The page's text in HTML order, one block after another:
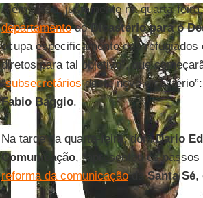
Além disso, justamente na quarta-
departamentodoDicastério para o
ocupa especificamente dos
diretos para tal objetivo”, que
“subsecretáriosdeste novo
Fabio Baggio.
Na tarde da quarta-feira, domDario
Comunicação, “apresentou os
reforma da comunicaçãodaSanta Sé,